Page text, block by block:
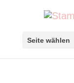
Seite wählen